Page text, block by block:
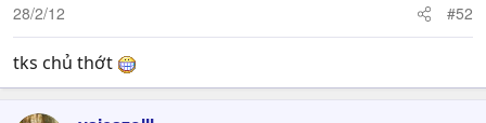
28/2/12 #52
tks chủ thớt